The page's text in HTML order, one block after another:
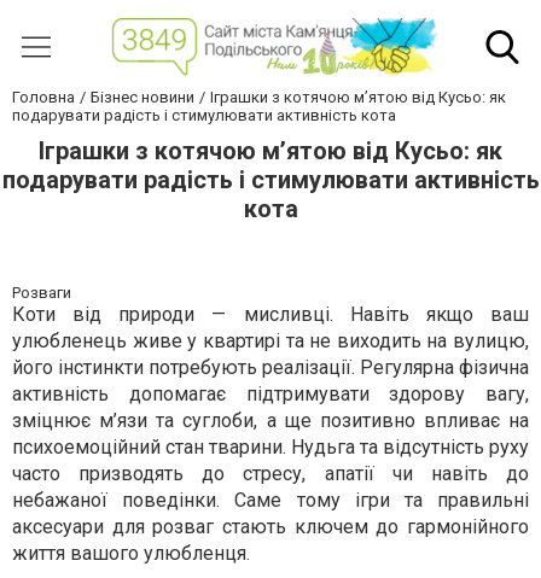
Головна Бізнес новини
Іграшки з котячою м’ятою від Кусьо: як
подарувати радість і стимулювати активність кота
Іграшки з котячою м’ятою від Кусьо: як
подарувати радість і стимулювати активність
кота
Розваги
Коти від природи — мисливці. Навіть якщо ваш
улюбленець живе у квартирі та не виходить на вулицю,
його інстинкти потребують реалізації. Регулярна фізична
активність допомагає підтримувати здорову вагу,
зміцнює м’язи та суглоби, а ще позитивно впливає на
психоемоційний стан тварини. Нудьга та відсутність руху
часто призводять до стресу, апатії чи навіть до
небажаної поведінки. Саме тому ігри та правильні
аксесуари для розваг стають ключем до гармонійного
життя вашого улюбленця.